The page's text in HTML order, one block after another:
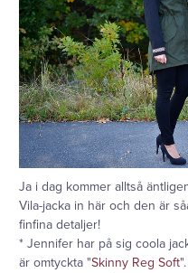
Ja i dag kommer alltså
Vila-jacka in här och den är
finfina detaljer!
* Jennifer har på sig coola
är omtyckta "Skinny Reg Soft".